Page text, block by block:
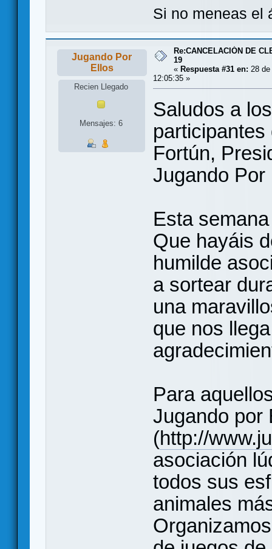
Si no meneas el
Jugando Por
Ellos
Recien Llegado
Mensajes: 6
Re:CANCELACIÓN DE
19
« Respuesta #31 en: 28
12:05:35 »
Saludos a
Fortún,
Jugando Por
Esta
Que hayáis
humilde
a sortear
una
que nos
Para
Jugando por
(http://
asociación
todos sus
animales